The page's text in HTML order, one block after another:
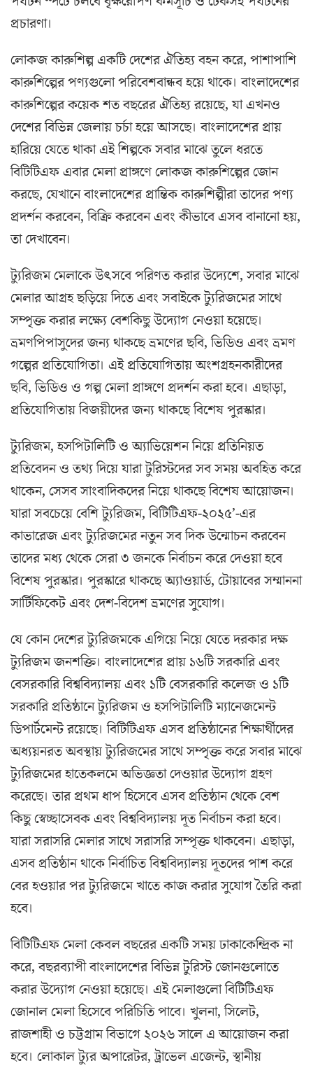
প্রচারণা।
লোকজ কারুশিল্প একটি দেশের ঐতিহ্য বহন করে, পাশাপাশি
কারুশিল্পের পণ্যগুলো পরিবেশবান্ধব হয়ে থাকে। বাংলাদেশের
কারুশিল্পের কয়েক শত বছরের ঐতিহ্য রয়েছে, যা এখনও
দেশের বিভিন্ন জেলায় চর্চা হয়ে আসছে। বাংলাদেশের প্রায়
হারিয়ে যেতে থাকা এই শিল্পকে সবার মাঝে তুলে ধরতে
বিটিটিএফ এবার মেলা প্রাঙ্গণে লোকজ কারুশিল্পের জোন
করছে, যেখানে বাংলাদেশের প্রান্তিক কারুশিল্পীরা তাদের পণ্য
প্রদর্শন করবেন, বিক্রি করবেন এবং কীভাবে এসব বানানো হয়,
তা দেখাবেন।
ট্যুরিজম মেলাকে উৎসবে পরিণত করার উদ্যেশে, সবার মাঝে
মেলার আগ্রহ ছড়িয়ে দিতে এবং সবাইকে ট্যুরিজমের সাথে
সম্পৃক্ত করার লক্ষ্যে বেশকিছু উদ্যোগ নেওয়া হয়েছে।
ভ্রমণপিপাসুদের জন্য থাকছে ভ্রমণের ছবি, ভিডিও এবং ভ্রমণ
গল্পের প্রতিযোগিতা। এই প্রতিযোগিতায় অংশগ্রহনকারীদের
ছবি, ভিডিও ও গল্প মেলা প্রাঙ্গণে প্রদর্শন করা হবে। এছাড়া,
প্রতিযোগিতায় বিজয়ীদের জন্য থাকছে বিশেষ পুরস্কার।
ট্যুরিজম, হসপিটালিটি ও অ্যাভিয়েশন নিয়ে প্রতিনিয়ত
প্রতিবেদন ও তথ্য দিয়ে যারা টুরিস্টদের সব সময় অবহিত করে
থাকেন, সেসব সাংবাদিকদের নিয়ে থাকছে বিশেষ আয়োজন।
যারা সবচেয়ে বেশি ট্যুরিজম, বিটিটিএফ-২০২৫’-এর
কাভারেজ এবং ট্যুরিজমের নতুন সব দিক উন্মোচন করবেন
তাদের মধ্য থেকে সেরা ৩ জনকে নির্বাচন করে দেওয়া হবে
বিশেষ পুরস্কার। পুরস্কারে থাকছে অ্যাওয়ার্ড, টোয়াবের সম্মাননা
সার্টিফিকেট এবং দেশ-বিদেশ ভ্রমণের সুযোগ।
যে কোন দেশের ট্যুরিজমকে এগিয়ে নিয়ে যেতে দরকার দক্ষ
ট্যুরিজম জনশক্তি। বাংলাদেশের প্রায় ১৬টি সরকারি এবং
বেসরকারি বিশ্ববিদ্যালয় এবং ১টি বেসরকারি কলেজ ও ১টি
সরকারি প্রতিষ্ঠানে ট্যুরিজম ও হসপিটালিটি ম্যানেজমেন্ট
ডিপার্টমেন্ট রয়েছে। বিটিটিএফ এসব প্রতিষ্ঠানের শিক্ষার্থীদের
অধ্যয়নরত অবস্থায় ট্যুরিজমের সাথে সম্পৃক্ত করে সবার মাঝে
ট্যুরিজমের হাতেকলমে অভিজ্ঞতা দেওয়ার উদ্যোগ গ্রহণ
করেছে। তার প্রথম ধাপ হিসেবে এসব প্রতিষ্ঠান থেকে বেশ
কিছু স্বেচ্ছাসেবক এবং বিশ্ববিদ্যালয় দূত নির্বাচন করা হবে।
যারা সরাসরি মেলার সাথে সরাসরি সম্পৃক্ত থাকবেন। এছাড়া,
এসব প্রতিষ্ঠান থাকে নির্বাচিত বিশ্ববিদ্যালয় দূতদের পাশ করে
বের হওয়ার পর ট্যুরিজমে খাতে কাজ করার সুযোগ তৈরি করা
হবে।
বিটিটিএফ মেলা কেবল বছরের একটি সময় ঢাকাকেন্দ্রিক না
করে, বছরব্যাপী বাংলাদেশের বিভিন্ন টুরিস্ট জোনগুলোতে
করার উদ্যোগ নেওয়া হয়েছে। এই মেলাগুলো বিটিটিএফ
জোনাল মেলা হিসেবে পরিচিতি পাবে। খুলনা, সিলেট,
রাজশাহী ও চট্টগ্রাম বিভাগে ২০২৬ সালে এ আয়োজন করা
হবে। লোকাল ট্যুর অপারেটর, ট্রাভেল এজেন্ট, স্থানীয়